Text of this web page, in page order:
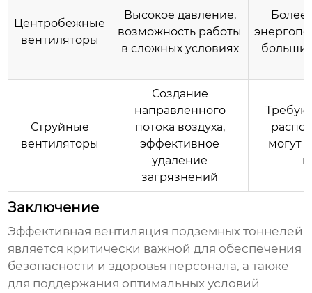
Центробежные
вентиляторы
Высокое давление,
возможность работы
в сложных условиях
Более
Струйные
вентиляторы
Создание
направленного
потока воздуха,
эффективное
удаление
загрязнений
могут
Заключение
Эффективная вентиляция подземных тоннелей
является критически важной для обеспечения
безопасности и здоровья персонала, а также
для поддержания оптимальных условий